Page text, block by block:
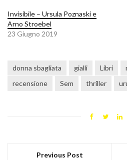
Invisibile – Ursula Poznaski e
Arno Stroebel
23 Giugno 2019
donna sbagliata gialli Libri
recensione
Sem thriller
Previous Post